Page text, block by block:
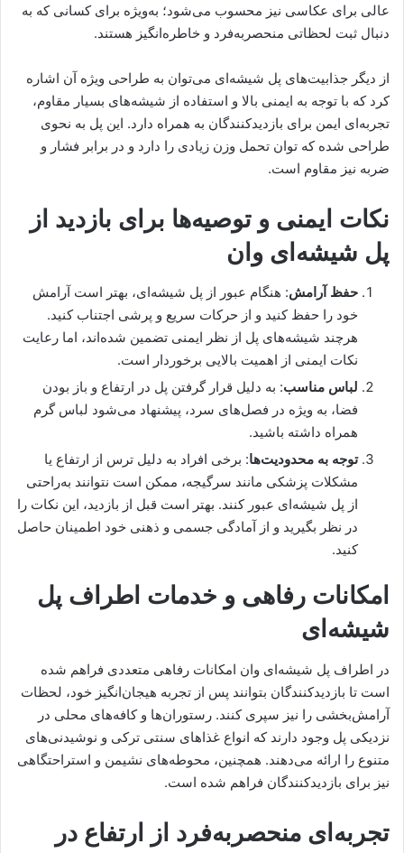
عالی برای عکاسی نیز محسوب می‌شود؛ به‌ویژه برای کسانی که به
دنبال ثبت لحظاتی منحصربه‌فرد و خاطره‌انگیز هستند.
از دیگر جذابیت‌های پل شیشه‌ای می‌توان به طراحی ویژه آن اشاره
کرد که با توجه به ایمنی بالا و استفاده از شیشه‌های بسیار مقاوم،
تجربه‌ای ایمن برای بازدیدکنندگان به همراه دارد. این پل به نحوی
طراحی شده که توان تحمل وزن زیادی را دارد و در برابر فشار و
ضربه نیز مقاوم است.
نکات ایمنی و توصیه‌ها برای بازدید از
پل شیشه‌ای وان
حفظ آرامش: هنگام عبور از پل شیشه‌ای، بهتر است آرامش
خود را حفظ کنید و از حرکات سریع و پرشی اجتناب کنید.
هرچند شیشه‌های پل از نظر ایمنی تضمین شده‌اند، اما رعایت
نکات ایمنی از اهمیت بالایی برخوردار است.
لباس مناسب: به دلیل قرار گرفتن پل در ارتفاع و باز بودن
فضا، به ویژه در فصل‌های سرد، پیشنهاد می‌شود لباس گرم
همراه داشته باشید.
توجه به محدودیت‌ها: برخی افراد به دلیل ترس از ارتفاع یا
مشکلات پزشکی مانند سرگیجه، ممکن است نتوانند به‌راحتی
از پل شیشه‌ای عبور کنند. بهتر است قبل از بازدید، این نکات را
در نظر بگیرید و از آمادگی جسمی و ذهنی خود اطمینان حاصل
کنید.
امکانات رفاهی و خدمات اطراف پل
شیشه‌ای
در اطراف پل شیشه‌ای وان امکانات رفاهی متعددی فراهم شده
است تا بازدیدکنندگان بتوانند پس از تجربه هیجان‌انگیز خود، لحظات
آرامش‌بخشی را نیز سپری کنند. رستوران‌ها و کافه‌های محلی در
نزدیکی پل وجود دارند که انواع غذاهای سنتی ترکی و نوشیدنی‌های
متنوع را ارائه می‌دهند. همچنین، محوطه‌های نشیمن و استراحتگاهی
نیز برای بازدیدکنندگان فراهم شده است.
تجربه‌ای منحصربه‌فرد از ارتفاع در